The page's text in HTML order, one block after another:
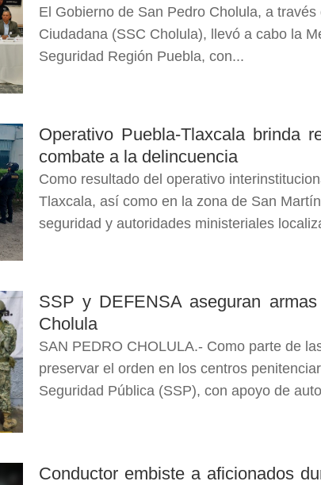
El Gobierno de San Pedro Cholula, a
Ciudadana (SSC Cholula), llevó a cabo la
Seguridad Región Puebla, con...
Operativo Puebla-Tlaxcala brinda
combate a la delincuencia
Como resultado del operativo
Tlaxcala, así como en la zona de San
seguridad y autoridades ministeriales
SSP y DEFENSA aseguran
Cholula
SAN PEDRO CHOLULA.- Como parte de
preservar el orden en los centros
Seguridad Pública (SSP), con apoyo de
Conductor embiste a aficionados